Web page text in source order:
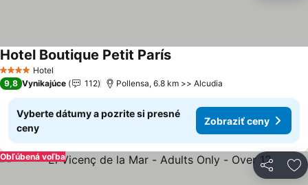
4 Počet hviezdičiek
Hotel
Hotel Boutique Petit ParísZobraziť ceny
9,8 Vynikajúce 112 Pollensa, 6.8 km >> Alcudia
Vyberte dátumy a pozrite si presné
ceny
Zobraziť ceny
Zdieľať
Obľúbená voľba